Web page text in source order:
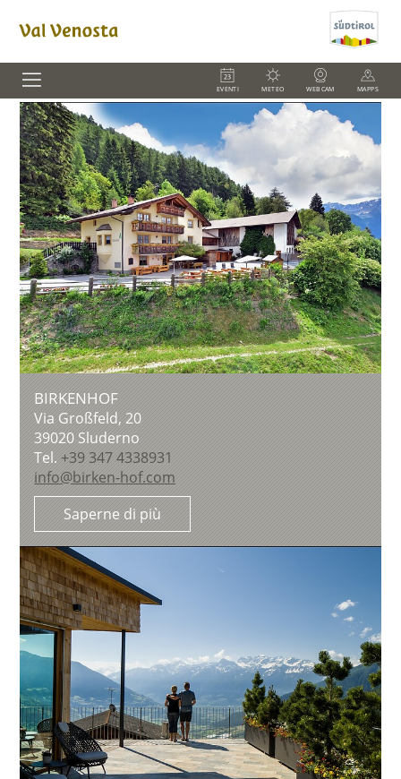
EVENTI METEO WEBCAM MAPPS
BIRKENHOF
Via Großfeld, 20
39020Sluderno
Tel.+39 347 4338931
info@birken-hof.com
Saperne di più